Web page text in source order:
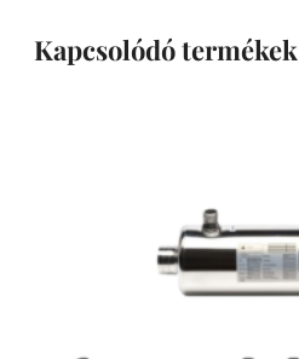
Kapcsolódó termékek